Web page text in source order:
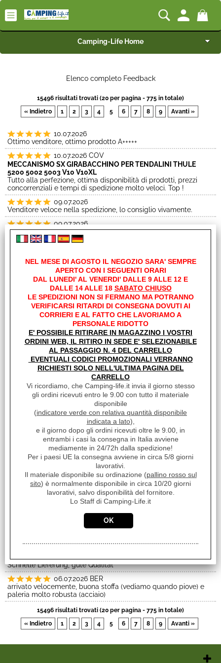
Camping-Life Home
Speciale Arredo
Campeggio e Giardino
BEST SELLER
Rimorchi
Nautica
Fineserie e Occasioni
Convenzioni
La nostra Officina
Veicoli Pronta consegna
Lavora Con Noi
Elenco completo Feedback
15496 risultati trovati (20 per pagina - 775 in totale)
« Indietro
1 2 3 4 5 6 7 8 9 Avanti »
10.07.2026
Ottimo venditore, ottimo prodotto A+++++
10.07.2026 COV
MECCANISMO SX GIRABACCHINO PER TENDALINI THULE
5200 5002 5003 V10 V10XL
Tutto alla perfezione, ottima disponibilità di prodotti, prezzi
concorrenziali e tempi di spedizione molto veloci. Top !
09.07.2026
Venditore veloce nella spedizione, lo consiglio vivamente.
09.07.2026
Order delivered on time with no issues
09.07.2026
08.07.2026
T U T T O P E R F E T T O, G R A Z I E !!!
07.07.2026
Order delivered on time with no issues
07.07.2026
Order delivered on time with no issues
07.07.2026 PAC
Pezzo di ricambio perfetto velocità di spedizione incredibile
07.07.2026 COL
Prodotto in ottime condizioni grazie
Order delivered on time with no issues
06.07.2026
06.07.2026
Order delivered on time with no issues
06.07.2026
Order delivered on time with no issues
Order delivered on time with no issues
06.07.2026
Order delivered on time with no issues
06.07.2026
Order delivered on time with no issues
06.07.2026 GAZ
negozio gratuito, cosa chiedere di più???
Schnelle Lieferung, gute Qualität
06.07.2026 BER
arrivato velocemente, buona stoffa (vediamo quando piove) e
paleria molto robusta (acciaio)
15496 risultati trovati (20 per pagina - 775 in totale)
« Indietro
1 2 3 4 5 6 7 8 9 Avanti »
NEL MESE DI AGOSTO IL NEGOZIO SARA' SEMPRE
APERTO CON I SEGUENTI ORARI
DAL LUNEDI' AL VENERDI' DALLE 9 ALLE 12 E
DALLE 14 ALLE 18 SABATO CHIUSO
LE SPEDIZIONI NON SI FERMANO MA POTRANNO
VERIFICARSI RITARDI DI CONSEGNA DOVUTI AI
CORRIERI E AL FATTO CHE LAVORIAMO A
PERSONALE RIDOTTO
E' POSSIBILE RITIRARE IN MAGAZZINO I VOSTRI
ORDINI WEB, IL RITIRO IN SEDE E' SELEZIONABILE
AL PASSAGGIO N. 4 DEL CARRELLO
EVENTUALI CODICI PROMOZIONALI VERRANNO
RICHIESTI SOLO NELL'ULTIMA PAGINA DEL
CARRELLO
Vi ricordiamo, che Camping-life.it invia il giorno stesso
gli ordini ricevuti entro le 9.00 con tutto il materiale
disponibile
(indicatore verde con relativa quantità disponibile
indicata a lato),
e il giorno dopo gli ordini ricevuti oltre le 9.00, in
entrambi i casi la consegna in Italia avviene
mediamente in 24/72h dalla spedizione!
Per i paesi UE la consegna avviene in circa 5/8 giorni
lavorativi.
Il materiale disponibile su ordinazione (pallino rosso sul
sito) è normalmente disponibile in circa 10/20 giorni
lavorativi, salvo disponibilità del fornitore.
Lo Staff di Camping-Life.it